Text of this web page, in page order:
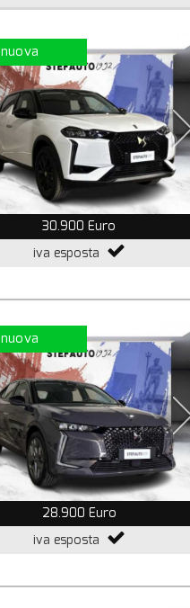
30.900 Euro
iva esposta
nuova
28.900 Euro
iva esposta
nuova